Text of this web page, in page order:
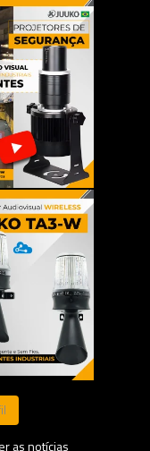
as notícias